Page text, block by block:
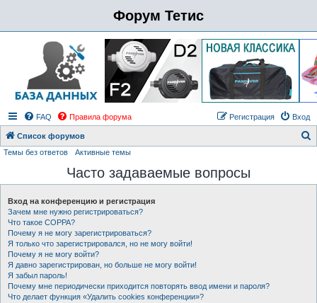
Форум Тетис
FAQ Правила форума Вход
Регистрация
Список форумов
с
Темы без ответов Активные темы
Часто задаваемые вопросы
Вход на конференцию и регистрация
Зачем мне нужно регистрироваться?
Что такое COPPA?
Почему я не могу зарегистрироваться?
Я только что зарегистрировался, но не могу войти!
Почему я не могу войти?
Я давно зарегистрирован, но больше не могу войти!
Я забыл пароль!
Почему мне периодически приходится повторять ввод имени и пароля?
Что делает функция «Удалить cookies конференции»?